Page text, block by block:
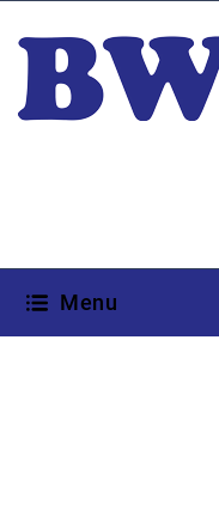
Menu